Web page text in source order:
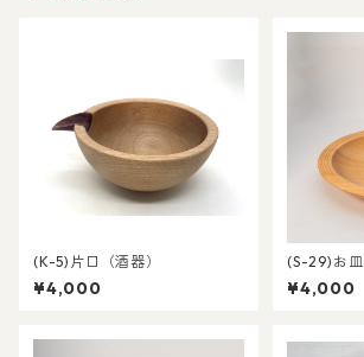
(K-5)片口（酒器）
¥4,000
(S-29)お皿
¥4,000